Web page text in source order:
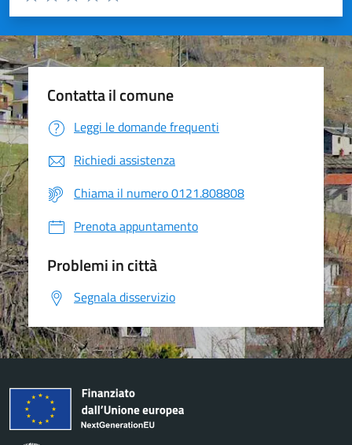
Valuta 5 stelle su 5
Valuta 4 stelle su 5
Valuta 3 stelle su 5
Valuta 2 stelle su 5
Valuta 1 stelle su 5
Contatta il comune
Leggi le domande frequenti
Richiedi assistenza
Chiama il numero 0121.808808
Prenota appuntamento
Problemi in città
Segnala disservizio